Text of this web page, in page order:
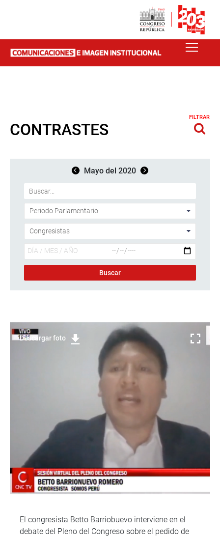
CONTRASTES
FILTRAR
Mayo del 2020
Descargar foto
El congresista Betto Barriobuevo interviene en el
debate del Pleno del Congreso sobre el pedido de